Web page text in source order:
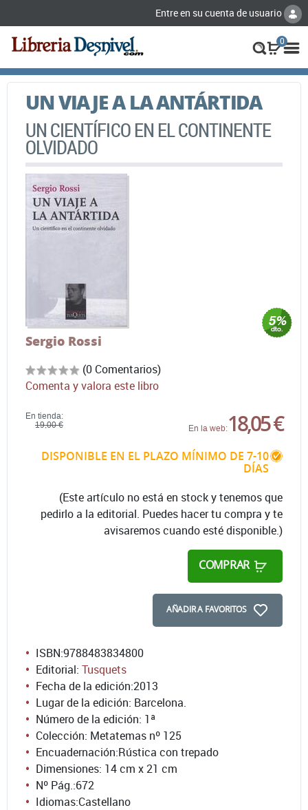
Entre en su cuenta de usuario
0
UN VIAJE A LA ANTÁRTIDA
UN CIENTÍFICO EN EL CONTINENTE
OLVIDADO
Sergio Rossi
(0 Comentarios)
Comenta y valora este libro
En tienda:
19,00 €
En la web:18,05 €
DISPONIBLE EN EL PLAZO MÍNIMO DE 7-10
DÍAS
(Este artículo no está en stock y tenemos que
pedirlo a la editorial. Puedes hacer tu compra y te
avisaremos cuando esté disponible.)
COMPRAR
AÑADIR A FAVORITOS
ISBN:9788483834800
Editorial: Tusquets
Fecha de la edición:2013
Lugar de la edición: Barcelona.
Número de la edición: 1ª
Colección: Metatemas nº 125
Encuadernación:Rústica con trepado
Dimensiones: 14 cm x 21 cm
Nº Pág.:672
Idiomas:Castellano